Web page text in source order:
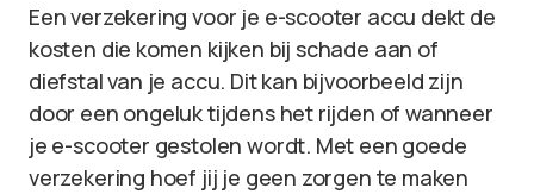
Een verzekering voor je e-scooter accu dekt de
kosten die komen kijken bij schade aan of
diefstal van je accu. Dit kan bijvoorbeeld zijn
door een ongeluk tijdens het rijden of wanneer
je e-scooter gestolen wordt. Met een goede
verzekering hoef jij je geen zorgen te maken